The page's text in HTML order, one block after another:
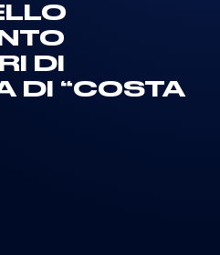
DI
DI “COSTA